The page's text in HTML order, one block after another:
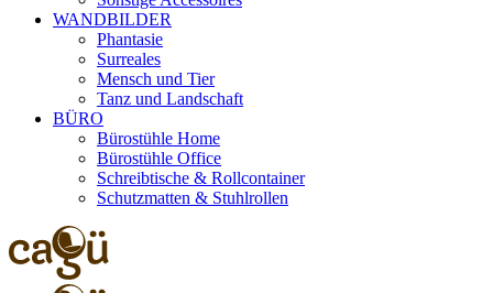
WANDBILDER
Phantasie
Surreales
Mensch und Tier
Tanz und Landschaft
BÜRO
Bürostühle Home
Bürostühle Office
Schreibtische & Rollcontainer
Schutzmatten & Stuhlrollen